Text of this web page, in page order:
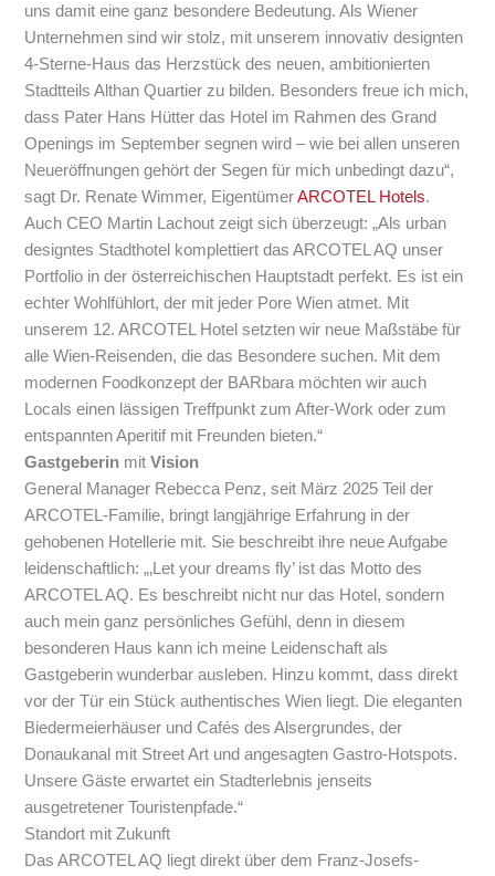
uns damit eine ganz besondere Bedeutung. Als Wiener
Unternehmen sind wir stolz, mit unserem innovativ designten
4-Sterne-Haus das Herzstück des neuen, ambitionierten
Stadtteils Althan Quartier zu bilden. Besonders freue ich mich,
dass Pater Hans Hütter das Hotel im Rahmen des Grand
Openings im September segnen wird – wie bei allen unseren
Neueröffnungen gehört der Segen für mich unbedingt dazu“,
sagt Dr. Renate Wimmer, EigentümerARCOTEL Hotels.
Auch CEO Martin Lachout zeigt sich überzeugt: „Als urban
designtes Stadthotel komplettiert das ARCOTEL AQ unser
Portfolio in der österreichischen Hauptstadt perfekt. Es ist ein
echter Wohlfühlort, der mit jeder Pore Wien atmet. Mit
unserem 12. ARCOTEL Hotel setzten wir neue Maßstäbe für
alle Wien-Reisenden, die das Besondere suchen. Mit dem
modernen Foodkonzept der BARbara möchten wir auch
Locals einen lässigen Treffpunkt zum After-Work oder zum
entspannten Aperitif mit Freunden bieten.“
Gastgeberin mit Vision
General Manager Rebecca Penz, seit März 2025 Teil der
ARCOTEL-Familie, bringt langjährige Erfahrung in der
gehobenen Hotellerie mit. Sie beschreibt ihre neue Aufgabe
leidenschaftlich: „‚ Let your dreams fly’ ist das Motto des
ARCOTEL AQ. Es beschreibt nicht nur das Hotel, sondern
auch mein ganz persönliches Gefühl, denn in diesem
besonderen Haus kann ich meine Leidenschaft als
Gastgeberin wunderbar ausleben. Hinzu kommt, dass direkt
vor der Tür ein Stück authentisches Wien liegt. Die eleganten
Biedermeierhäuser und Cafés des Alsergrundes, der
Donaukanal mit Street Art und angesagten Gastro-Hotspots.
Unsere Gäste erwartet ein Stadterlebnis jenseits
ausgetretener Touristenpfade.“
Standort mit Zukunft
Das ARCOTEL AQ liegt direkt über dem Franz-Josefs-